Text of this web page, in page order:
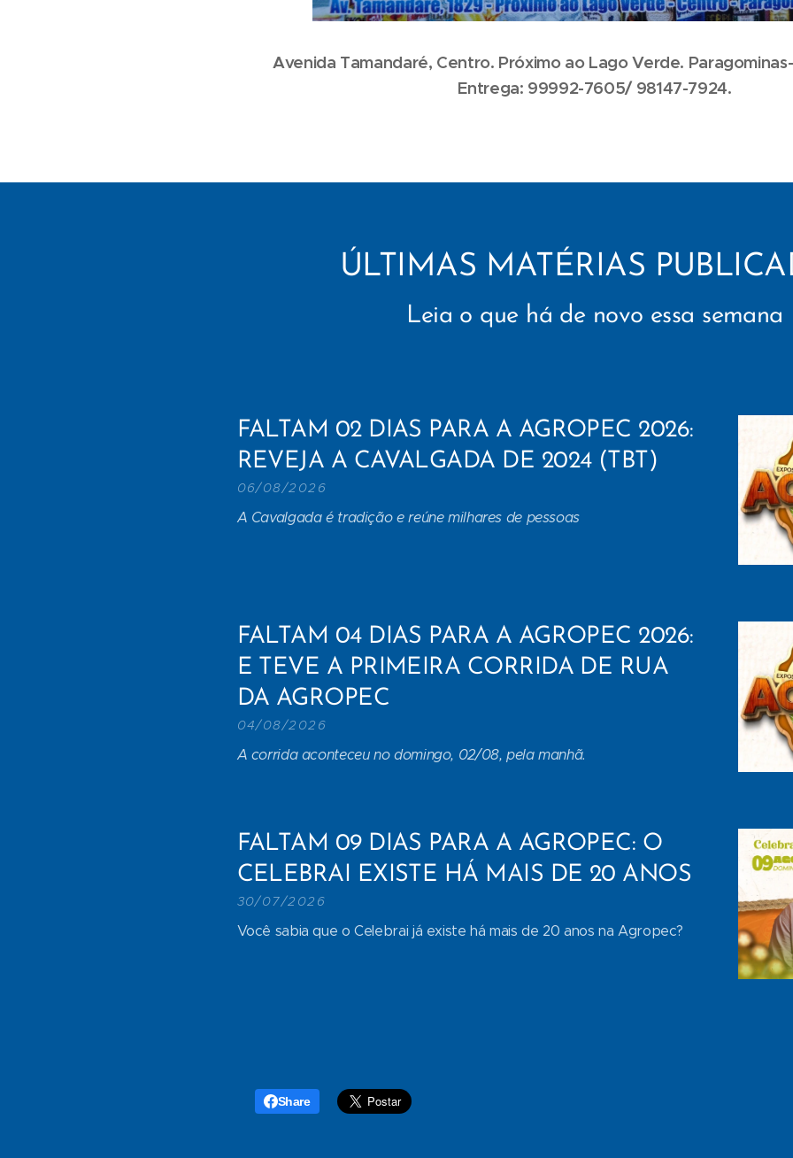
Avenida Tamandaré, Centro. Próximo ao Lago Verde.
Entrega: 99992-7605/ 98147-7924.
ÚLTIMAS MATÉRIAS
Leia o que há de novo essa semana
FALTAM 02 DIAS PARA A AGROPEC 2026:
REVEJA A CAVALGADA DE 2024 (TBT)
06/08/2026
A Cavalgada é tradição e reúne milhares de pessoas
FALTAM 04 DIAS PARA A AGROPEC 2026:
E TEVE A PRIMEIRA CORRIDA DE RUA
DA AGROPEC
04/08/2026
A corrida aconteceu no domingo, 02/08, pela manhã.
FALTAM 09 DIAS PARA A AGROPEC: O
CELEBRAI EXISTE HÁ MAIS DE 20 ANOS
30/07/2026
Você sabia que o Celebrai já existe há mais de 20 anos na Agropec?
Share